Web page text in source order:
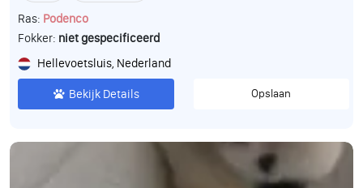
Ras: Podenco
Fokker: niet gespecificeerd
Hellevoetsluis, Nederland
Bekijk Details Opslaan